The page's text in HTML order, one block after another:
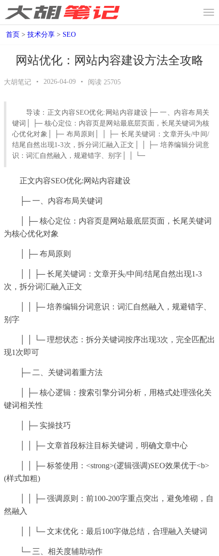
首页 > 技术分享 > SEO
网站优化：网站内容建设方法全攻略
大胡笔记 • 2026-04-09 • 阅读 25705
导读：正文内容SEO优化:网站内容建设├─ 一、内容布局关
键词│ ├─ 核心定位：内容页是网站最底层页面，长尾关键词为核
心优化对象│ ├─ 布局原则│ │ ├─ 长尾关键词：文章开头/中间/
结尾自然出现1-3次，拆分词汇融入正文│ │ ├─ 培养编辑分词意
识：词汇自然融入，规避错字、别字│ │ └─
正文内容SEO优化:网站内容建设
├─ 一、内容布局关键词
│ ├─ 核心定位：内容页是网站最底层页面，长尾关键词
为核心优化对象
│ ├─ 布局原则
│ │ ├─ 长尾关键词：文章开头/中间/结尾自然出现1-3
次，拆分词汇融入正文
│ │ ├─ 培养编辑分词意识：词汇自然融入，规避错字、
别字
│ │ └─ 理想状态：拆分关键词按序出现3次，完全匹配出
现1次即可
├─ 二、关键词着重方法
│ ├─ 核心逻辑：搜索引擎分词分析，用格式处理强化关
键词相关性
│ ├─ 实操技巧
│ │ ├─ 文章首段标注目标关键词，明确文章中心
│ │ ├─ 标签使用：<strong>(逻辑强调)SEO效果优于<b>
(样式加粗)
│ │ ├─ 强调原则：前100-200字重点突出，避免堆砌，自
然融入
│ │ └─ 文末优化：最后100字做总结，合理融入关键词
└─ 三、相关度辅助动作